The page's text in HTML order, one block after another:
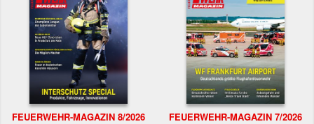
FEUERWEHR-MAGAZIN 8/2026 FEUERWEHR-MAGAZIN 7/2026